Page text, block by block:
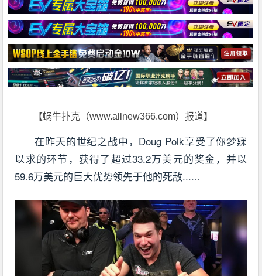
【蜗牛扑克（www.allnew366.com）报道】
在昨天的世纪之战中，Doug Polk享受了你梦寐
以求的环节，获得了超过33.2万美元的奖金，并以
59.6万美元的巨大优势领先于他的死敌......